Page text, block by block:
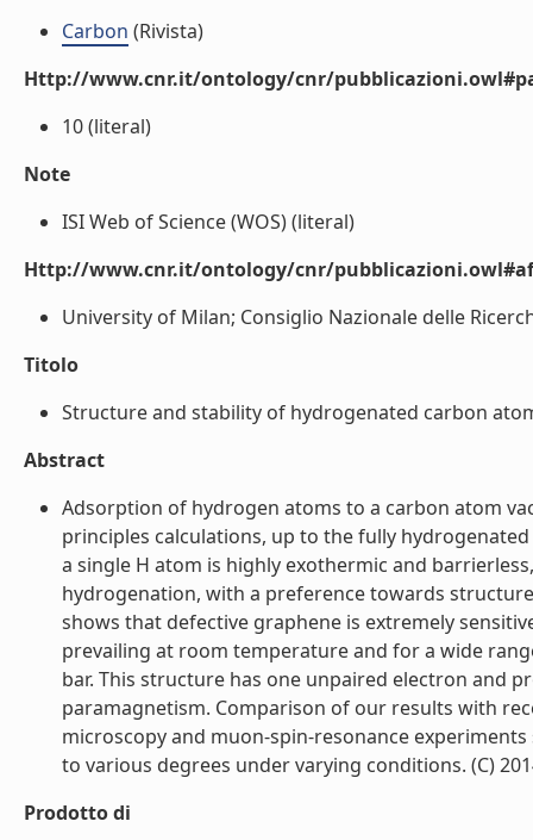
Carbon (Rivista)
Http://www.cnr.it/ontology/cnr/
10 (literal)
Note
ISI Web of Science (WOS) (literal)
Http://www.cnr.it/ontology/cnr/
University of Milan; Consiglio Nazionale delle
Titolo
Structure and stability of hydrogenated carbon
Abstract
Adsorption of hydrogen atoms to a carbon atom
principles calculations, up to the fully
a single H atom is highly exothermic and
hydrogenation, with a preference towards
shows that defective graphene is extremely
prevailing at room temperature and for a wide
bar. This structure has one unpaired electron and
paramagnetism. Comparison of our results with
microscopy and muon-spin-resonance
to various degrees under varying conditions. (C)
Prodotto di